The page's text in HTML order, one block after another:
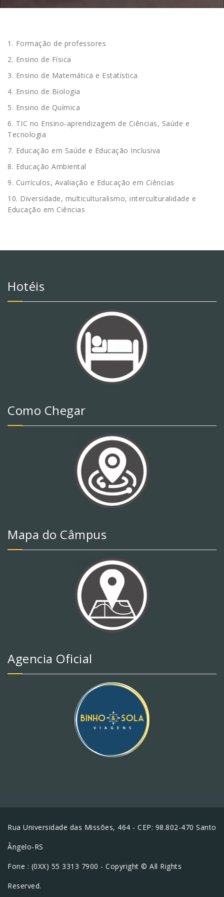
1. Formação de professores
2. Ensino de Física
3. Ensino de Matemática e Estatística
4. Ensino de Biologia
5. Ensino de Química
6. TIC no Ensino-aprendizagem de Ciências, Saúde e
Tecnologia
7. Educação em Saúde e Educação Inclusiva
8. Educação Ambiental
9. Currículos, Avaliação e Educação em Ciências
10. Diversidade, multiculturalismo, interculturalidade e
Educação em Ciências
Hotéis
Como Chegar
Mapa do Câmpus
Agencia Oficial
Rua Universidade das Missões, 464 - CEP: 98.802-470 Santo
Ângelo-RS
Fone : (0XX) 55 3313 7900 - Copyright © All Rights
Reserved.